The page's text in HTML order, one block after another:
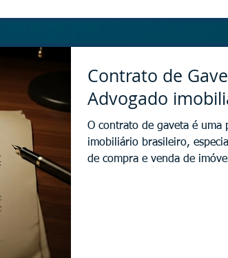
Contrato de
Advogado
O contrato de gaveta é uma prática muito comum no mercado
imobiliário brasileiro,
de compra e venda de